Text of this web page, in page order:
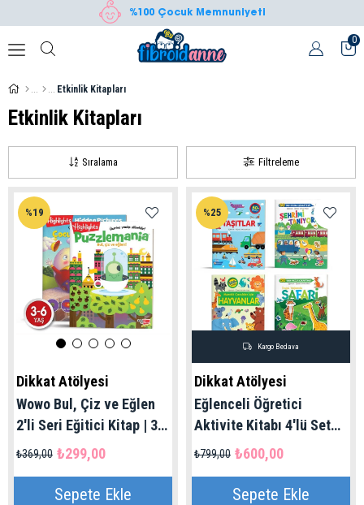
%100 Çocuk Memnuniyeti
0
Etkinlik Kitapları
Etkinlik Kitapları
Filtreleme
Sıralama
Dikkat Atölyesi
Wowo Bul, Çiz ve Eğlen
2'li Seri Eğitici Kitap | 3+
Yaş
₺299,00
₺369,00
Sepete Ekle
%19
Dikkat Atölyesi
Eğlenceli Öğretici
Aktivite Kitabı 4'lü Set
Çıkartmalı | 3+ Yaş
₺600,00
₺799,00
Sepete Ekle
%25
Kargo Bedava